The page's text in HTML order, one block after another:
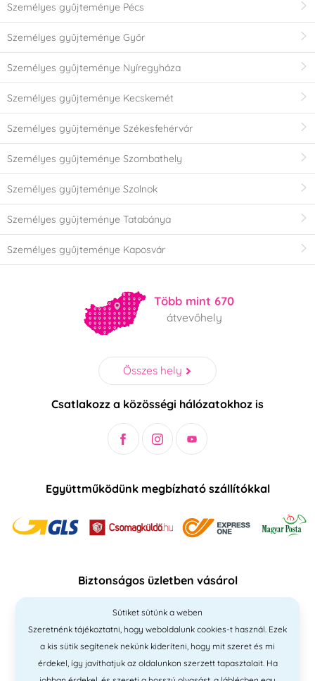
Személyes gyűjteménye Pécs
Személyes gyűjteménye Győr
Személyes gyűjteménye Nyíregyháza
Személyes gyűjteménye Kecskemét
Személyes gyűjteménye Székesfehérvár
Személyes gyűjteménye Szombathely
Személyes gyűjteménye Szolnok
Személyes gyűjteménye Tatabánya
Személyes gyűjteménye Kaposvár
Több mint 670
átvevőhely
Összes hely
Csatlakozz a közösségi hálózatokhoz is
Együttműködünk megbízható szállítókkal
Biztonságos üzletben vásárol
Sütiket sütünk a weben
Szeretnénk tájékoztatni, hogy weboldalunk cookies-t használ. Ezek
a kis sütik segítenek nekünk kideríteni, hogy mit szeret és mi
érdekel, így javíthatjuk az oldalunkon szerzett tapasztalait. Ha